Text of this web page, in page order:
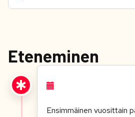
Eteneminen
Ensimmäinen vuosittain